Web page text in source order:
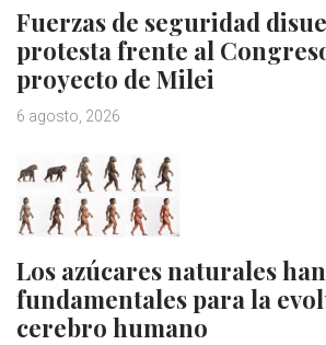
Fuerzas de seguridad
protesta frente al
proyecto de Milei
6 agosto, 2026
Los azúcares naturales
fundamentales para la
cerebro humano